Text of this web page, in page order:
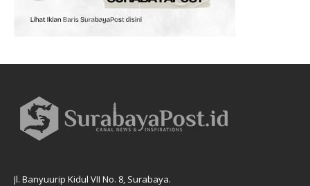
Jl. Banyuurip Kidul VII No. 8, Surabaya.